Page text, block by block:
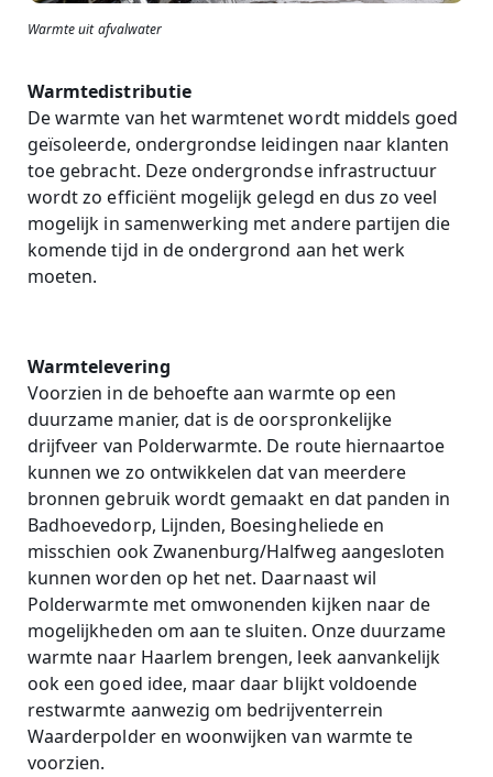
Warmte uit afvalwater
Warmtedistributie
De warmte van het warmtenet wordt middels goed
geïsoleerde, ondergrondse leidingen naar klanten
toe gebracht. Deze ondergrondse infrastructuur
wordt zo efficiënt mogelijk gelegd en dus zo veel
mogelijk in samenwerking met andere partijen die
komende tijd in de ondergrond aan het werk
moeten.
Warmtelevering
Voorzien in de behoefte aan warmte op een
duurzame manier, dat is de oorspronkelijke
drijfveer van Polderwarmte. De route hiernaartoe
kunnen we zo ontwikkelen dat van meerdere
bronnen gebruik wordt gemaakt en dat panden in
Badhoevedorp, Lijnden, Boesingheliede en
misschien ook Zwanenburg/Halfweg aangesloten
kunnen worden op het net. Daarnaast wil
Polderwarmte met omwonenden kijken naar de
mogelijkheden om aan te sluiten. Onze duurzame
warmte naar Haarlem brengen, leek aanvankelijk
ook een goed idee, maar daar blijkt voldoende
restwarmte aanwezig om bedrijventerrein
Waarderpolder en woonwijken van warmte te
voorzien.